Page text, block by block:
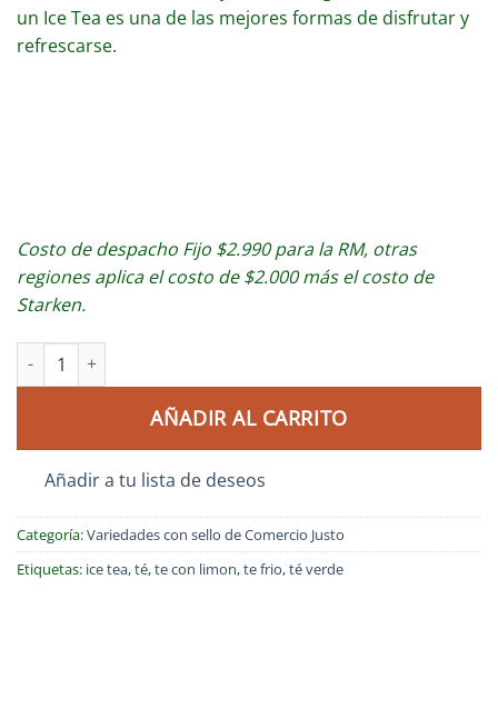
un Ice Tea es una de las mejores formas de disfrutar y
refrescarse.
Costo de despacho Fijo $2.990 para la RM, otras
regiones aplica el costo de $2.000 más el costo de
Starken.
AÑADIR AL CARRITO
Añadir a tu lista de deseos
Categoría:Variedades con sello de Comercio Justo
Etiquetas: ice tea,té,te con limon,te frio,té verde